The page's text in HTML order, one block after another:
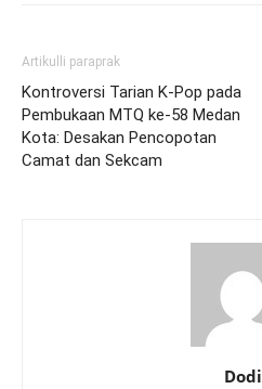
Artikulli paraprak
Kontroversi Tarian K-Pop pada
Pembukaan MTQ ke-58 Medan
Kota: Desakan Pencopotan
Camat dan Sekcam
Dodi